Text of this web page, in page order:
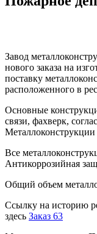
Завод
нового заказа на
поставку
расположенного в
Основные
связи, фахверк,
Все
Антикоррозийная
Общий объем
Ссылку на историю
здесь Заказ 63